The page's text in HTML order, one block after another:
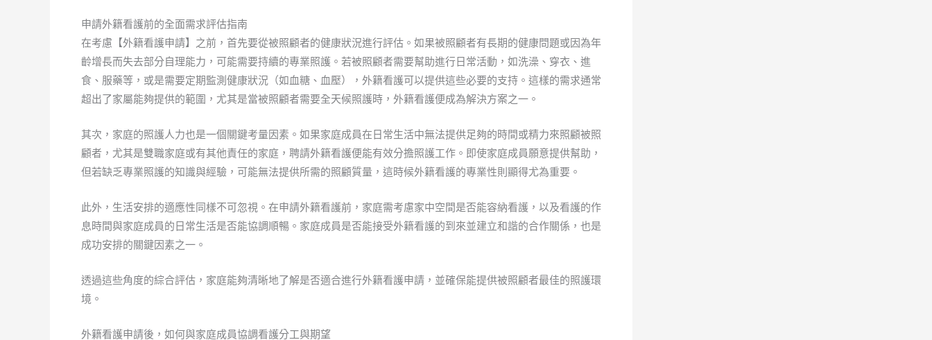
申請外籍看護前的全面需求評估指南
在考慮【外籍看護申請】之前，首先要從被照顧者的健康狀況進行評估。如果被照顧者有長期的健康問題或因為年
齡增長而失去部分自理能力，可能需要持續的專業照護。若被照顧者需要幫助進行日常活動，如洗澡、穿衣、進
食、服藥等，或是需要定期監測健康狀況（如血糖、血壓），外籍看護可以提供這些必要的支持。這樣的需求通常
超出了家屬能夠提供的範圍，尤其是當被照顧者需要全天候照護時，外籍看護便成為解決方案之一。
其次，家庭的照護人力也是一個關鍵考量因素。如果家庭成員在日常生活中無法提供足夠的時間或精力來照顧被照
顧者，尤其是雙職家庭或有其他責任的家庭，聘請外籍看護便能有效分擔照護工作。即使家庭成員願意提供幫助，
但若缺乏專業照護的知識與經驗，可能無法提供所需的照顧質量，這時候外籍看護的專業性則顯得尤為重要。
此外，生活安排的適應性同樣不可忽視。在申請外籍看護前，家庭需考慮家中空間是否能容納看護，以及看護的作
息時間與家庭成員的日常生活是否能協調順暢。家庭成員是否能接受外籍看護的到來並建立和諧的合作關係，也是
成功安排的關鍵因素之一。
透過這些角度的綜合評估，家庭能夠清晰地了解是否適合進行外籍看護申請，並確保能提供被照顧者最佳的照護環
境。
外籍看護申請後，如何與家庭成員協調看護分工與期望